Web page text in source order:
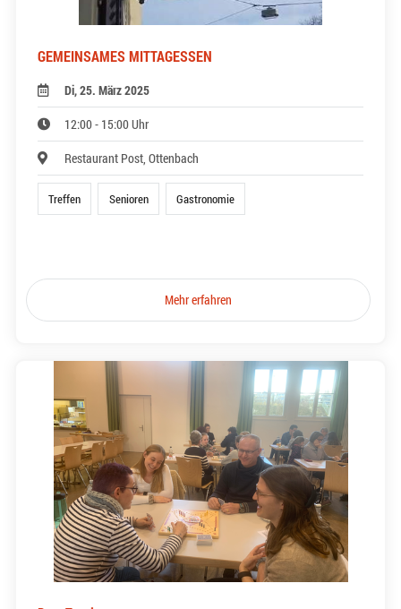
GEMEINSAMES MITTAGESSEN
Di, 25. März 2025
12:00 - 15:00 Uhr
Restaurant Post, Ottenbach
Treffen Senioren Gastronomie
Mehr erfahren